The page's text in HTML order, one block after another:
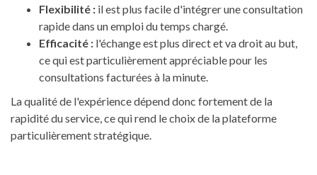
Flexibilité : il est plus facile d'intégrer une consultation
rapide dans un emploi du temps chargé.
Efficacité : l'échange est plus direct et va droit au but,
ce qui est particulièrement appréciable pour les
consultations facturées à la minute.
La qualité de l'expérience dépend donc fortement de la
rapidité du service, ce qui rend le choix de la plateforme
particulièrement stratégique.